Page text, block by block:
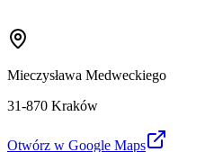
Mieczysława Medweckiego
31-870 Kraków
Otwórz w Google Maps